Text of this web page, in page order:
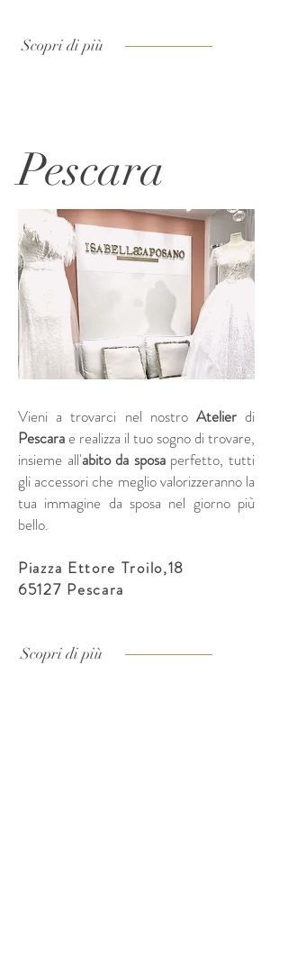
Scopri di più
Pescara
Vieni a trovarci nel nostro Atelierdi
Pescarae realizza il tuo sogno di trovare,
insieme all'abito da sposaperfetto, tutti
gli accessori che meglio valorizzeranno la
tua immagine da sposa nel giorno più
bello.
Piazza Ettore Troilo,18
65127 Pescara
Scopri di più